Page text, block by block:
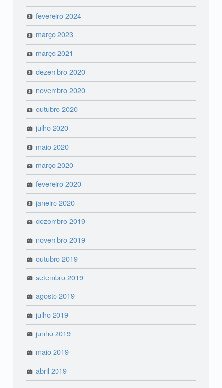
fevereiro 2024
março 2023
março 2021
dezembro 2020
novembro 2020
outubro 2020
julho 2020
maio 2020
março 2020
fevereiro 2020
janeiro 2020
dezembro 2019
novembro 2019
outubro 2019
setembro 2019
agosto 2019
julho 2019
junho 2019
maio 2019
abril 2019